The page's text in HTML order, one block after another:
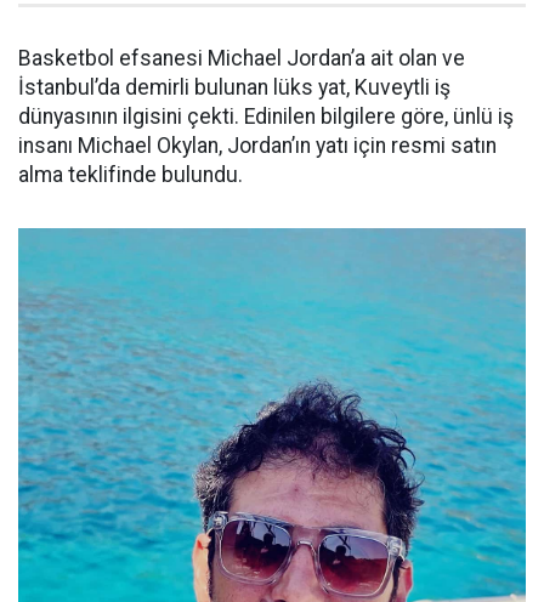
Basketbol efsanesi Michael Jordan’a ait olan ve
İstanbul’da demirli bulunan lüks yat, Kuveytli iş
dünyasının ilgisini çekti. Edinilen bilgilere göre, ünlü iş
insanı Michael Okylan, Jordan’ın yatı için resmi satın
alma teklifinde bulundu.